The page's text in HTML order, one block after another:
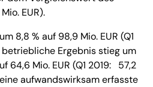
EUR).
8,8 % auf 98,9 Mio. EUR (Q1
betriebliche Ergebnis stieg um
64,6 Mio. EUR (Q1 2019: 57,2
aufwandswirksam erfasste